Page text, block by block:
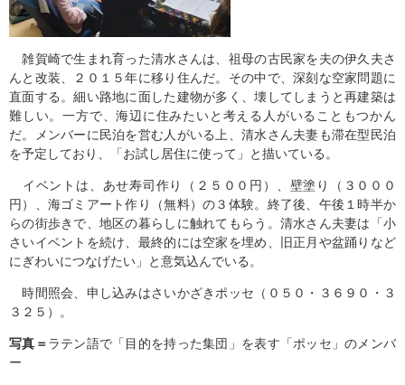
雑賀崎で生まれ育った清水さんは、祖母の古民家を夫の伊久夫さ
んと改装、２０１５年に移り住んだ。その中で、深刻な空家問題に
直面する。細い路地に面した建物が多く、壊してしまうと再建築は
難しい。一方で、海辺に住みたいと考える人がいることもつかん
だ。メンバーに民泊を営む人がいる上、清水さん夫妻も滞在型民泊
を予定しており、「お試し居住に使って」と描いている。
イベントは、あせ寿司作り（２５００円）、壁塗り（３０００
円）、海ゴミアート作り（無料）の３体験。終了後、午後１時半か
らの街歩きで、地区の暮らしに触れてもらう。清水さん夫妻は「小
さいイベントを続け、最終的には空家を埋め、旧正月や盆踊りなど
にぎわいにつなげたい」と意気込んでいる。
時間照会、申し込みはさいかざきポッセ（０５０・３６９０・３
３２５）。
写真＝ラテン語で「目的を持った集団」を表す「ポッセ」のメンバ
ー